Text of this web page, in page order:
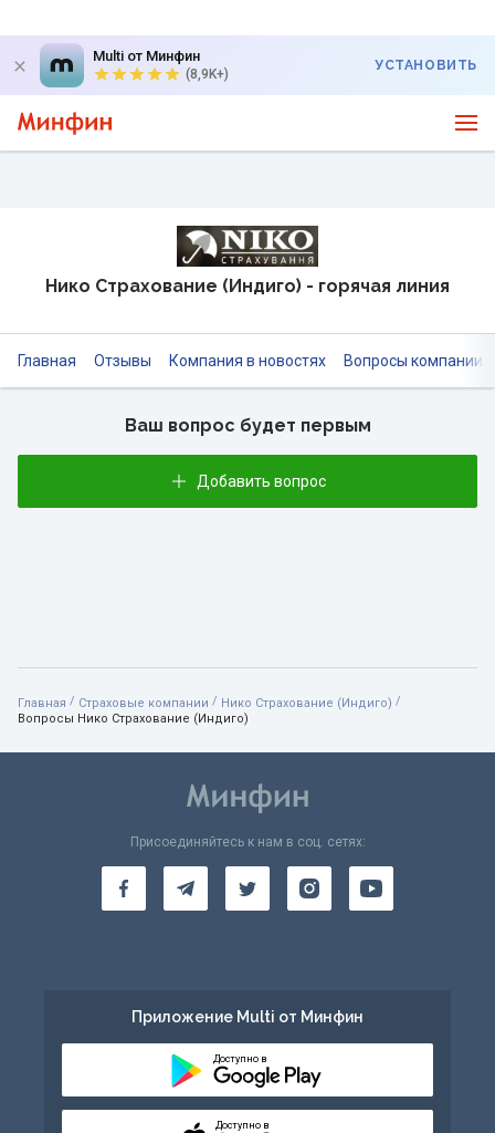
Multi от Минфин
(8,9K+)
УСТАНОВИТЬ
Нико Страхование (Индиго) - горячая линия
Главная Отзывы Компания в новостях Вопросы компании
Ваш вопрос будет первым
Добавить вопрос
Главная / Страховые компании / Нико Страхование (Индиго) /
Вопросы Нико Страхование (Индиго)
Присоединяйтесь к нам в соц. сетях:
Приложение Multi от Минфин
Доступно в
Доступно в